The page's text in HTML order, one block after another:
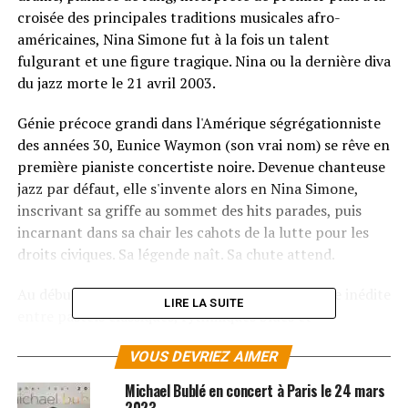
croisée des principales traditions musicales afro-
américaines, Nina Simone fut à la fois un talent
fulgurant et une figure tragique. Nina ou la dernière diva
du jazz morte le 21 avril 2003.
Génie précoce grandi dans l'Amérique ségrégationniste
des années 30, Eunice Waymon (son vrai nom) se rêve en
première pianiste concertiste noire. Devenue chanteuse
jazz par défaut, elle s'invente alors en Nina Simone,
inscrivant sa griffe au sommet des hits parades, puis
incarnant dans sa chair les cahots de la lutte pour les
droits civiques. Sa légende naît. Sa chute attend.
Au début des années 70, l'auteure d'une synthèse inédite
entre pastels classiques, rythmiques blues et
entre les Caraïbes, l'Afrique et l'Europe. Relancée à la
grâce du tube
My Baby Just Cares (for Me)en 1987, elle
est miraculeusement redécouverte par le grand public.
LIRE LA SUITE
VOUS DEVRIEZ AIMER
Michael Bublé en concert à Paris le 24 mars